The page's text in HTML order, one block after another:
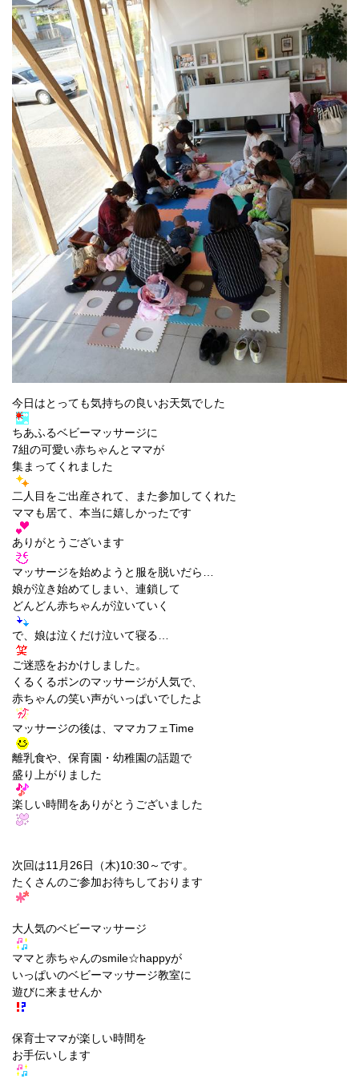
今日はとっても気持ちの良いお天気でした
ちあふるベビーマッサージに
7組の可愛い赤ちゃんとママが
集まってくれました
二人目をご出産されて、また参加してくれた
ママも居て、本当に嬉しかったです
ありがとうございます
マッサージを始めようと服を脱いだら…
娘が泣き始めてしまい、連鎖して
どんどん赤ちゃんが泣いていく
で、娘は泣くだけ泣いて寝る…
ご迷惑をおかけしました。
くるくるポンのマッサージが人気で、
赤ちゃんの笑い声がいっぱいでしたよ
マッサージの後は、ママカフェTime
離乳食や、保育園・幼稚園の話題で
盛り上がりました
楽しい時間をありがとうございました
次回は11月26日（木)10:30～です。
たくさんのご参加お待ちしております
大人気のベビーマッサージ
ママと赤ちゃんのsmile☆happyが
いっぱいのベビーマッサージ教室に
遊びに来ませんか
保育士ママが楽しい時間を
お手伝いします